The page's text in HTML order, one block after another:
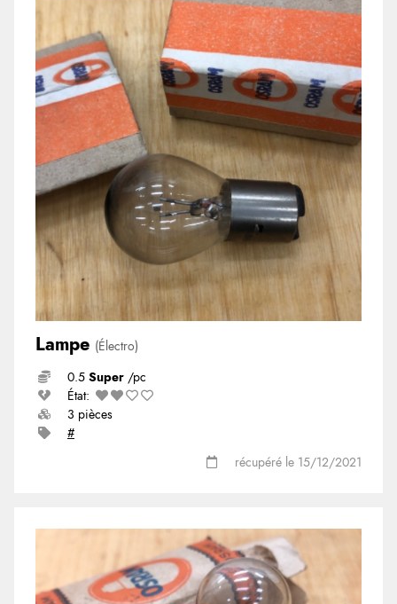
Lampe (Électro)
0.5 Super /pc
État:
3 pièces
#
récupéré le 15/12/2021